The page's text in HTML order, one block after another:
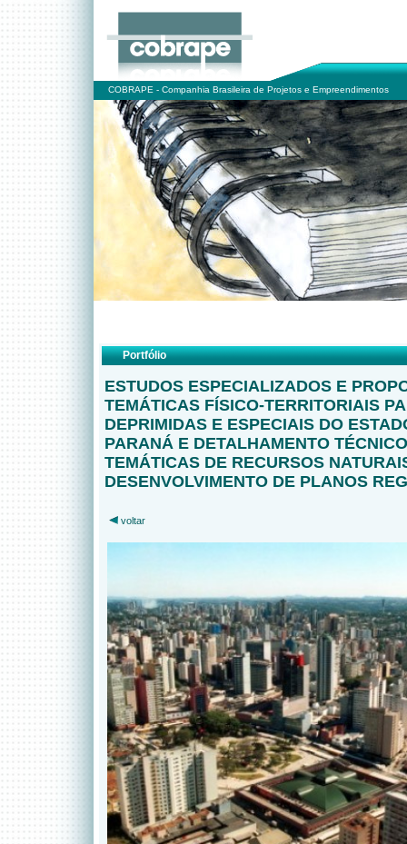
COBRAPE - Companhia Brasileira de Projetos e Empreendimentos
Portfólio
ESTUDOS ESPECIALIZADOS E
TEMÁTICAS FÍSICO-TERRITORIAIS
DEPRIMIDAS E ESPECIAIS DO
PARANÁ E DETALHAMENTO
TEMÁTICAS DE RECURSOS
DESENVOLVIMENTO DE PLANOS
voltar